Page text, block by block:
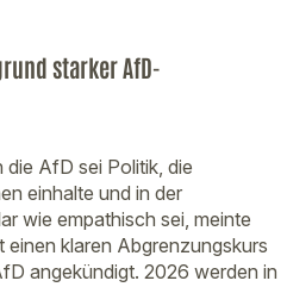
starker AfD-
AfD sei Politik, die
einhalte und in der
wie empathisch sei, meinte
klaren Abgrenzungskurs
angekündigt. 2026 werden in